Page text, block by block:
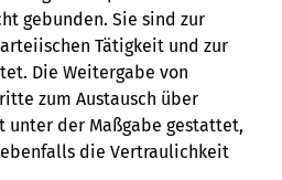
gebunden. Sie sind zur
Tätigkeit und zur
Die Weitergabe von
zum Austausch über
unter der Maßgabe gestattet,
die Vertraulichkeit